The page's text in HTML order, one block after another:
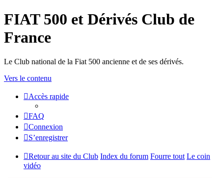
FIAT 500 et Dérivés Club de
France
Le Club national de la Fiat 500 ancienne et de ses dérivés.
Vers le contenu
Accès rapide
FAQ
Connexion
S’enregistrer
Retour au site du Club Index du forum Fourre tout Le coin
vidéo